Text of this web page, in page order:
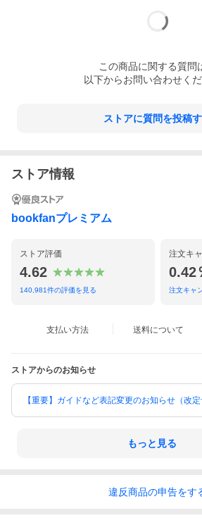
この商品に関する質問
以下からお問い合わせくだ
ストアに質問を投稿
ストア情報
bookfanプレミアム
ストア評価
4.62
140,981件の評価を見る
注文キ
0.42
注文キャ
支払い方法 送料について
ストアからのお知らせ
【重要】ガイドなど表記変更のお知らせ（改
もっと見る
違反商品の申告をす